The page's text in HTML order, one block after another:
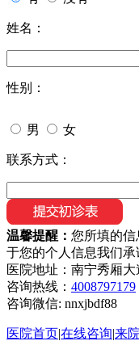
姓名：
性别：
男 女
联系方式：
温馨提醒： 您所填的
于您的个人信息我们
医院地址：南宁秀厢大
咨询热线： 4008797179
咨询微信: nnxjbdf88
医院首页|在线咨询|来